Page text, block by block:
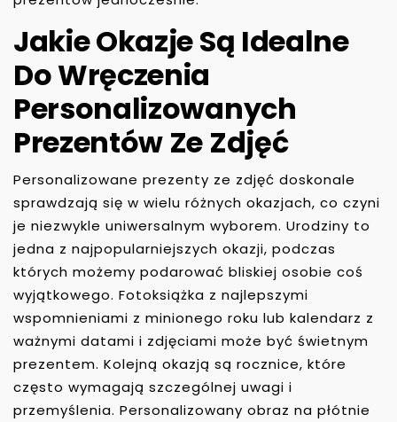
Jakie Okazje Są Idealne
Do Wręczenia
Personalizowanych
Prezentów Ze Zdjęć
Personalizowane prezenty ze zdjęć doskonale
sprawdzają się w wielu różnych okazjach, co czyni
je niezwykle uniwersalnym wyborem. Urodziny to
jedna z najpopularniejszych okazji, podczas
których możemy podarować bliskiej osobie coś
wyjątkowego. Fotoksiążka z najlepszymi
wspomnieniami z minionego roku lub kalendarz z
ważnymi datami i zdjęciami może być świetnym
prezentem. Kolejną okazją są rocznice, które
często wymagają szczególnej uwagi i
przemyślenia. Personalizowany obraz na płótnie